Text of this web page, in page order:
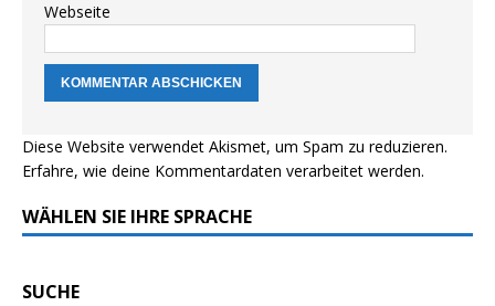
Webseite
Diese Website verwendet Akismet, um Spam zu reduzieren.
Erfahre, wie deine Kommentardaten verarbeitet werden.
WÄHLEN SIE IHRE SPRACHE
SUCHE